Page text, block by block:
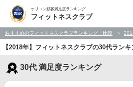
オリコン顧客満足度ランキング
フィットネスクラブ
おすすめのフィットネスクラブランキング・比較
【2018年】フィットネスクラブの30代ラン
30代 満足度ランキング